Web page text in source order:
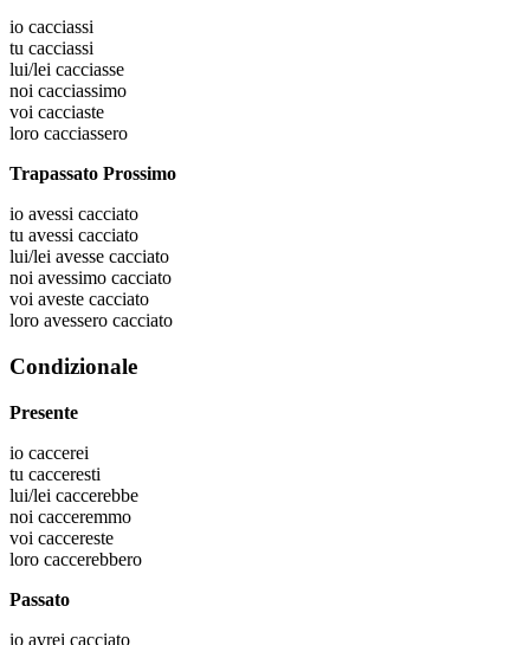
io cacciassi
tu cacciassi
lui/lei cacciasse
noi cacciassimo
voi cacciaste
loro cacciassero
Trapassato Prossimo
io avessi cacciato
tu avessi cacciato
lui/lei avesse cacciato
noi avessimo cacciato
voi aveste cacciato
loro avessero cacciato
Condizionale
Presente
io caccerei
tu cacceresti
lui/lei caccerebbe
noi cacceremmo
voi caccereste
loro caccerebbero
Passato
io avrei cacciato